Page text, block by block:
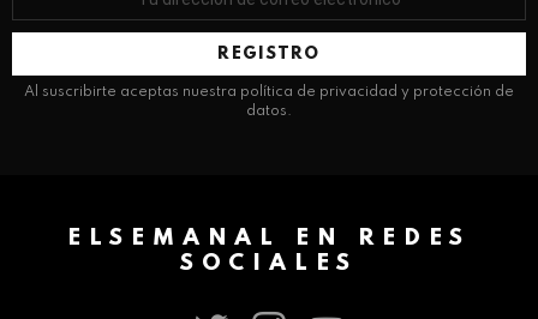
Al suscribirte aceptas nuestra política de privacidad y protección de
datos.
ELSEMANAL EN REDES
SOCIALES